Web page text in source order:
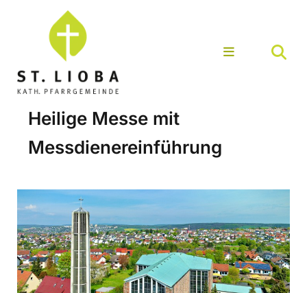
Heilige Messe mit
Messdienereinführung